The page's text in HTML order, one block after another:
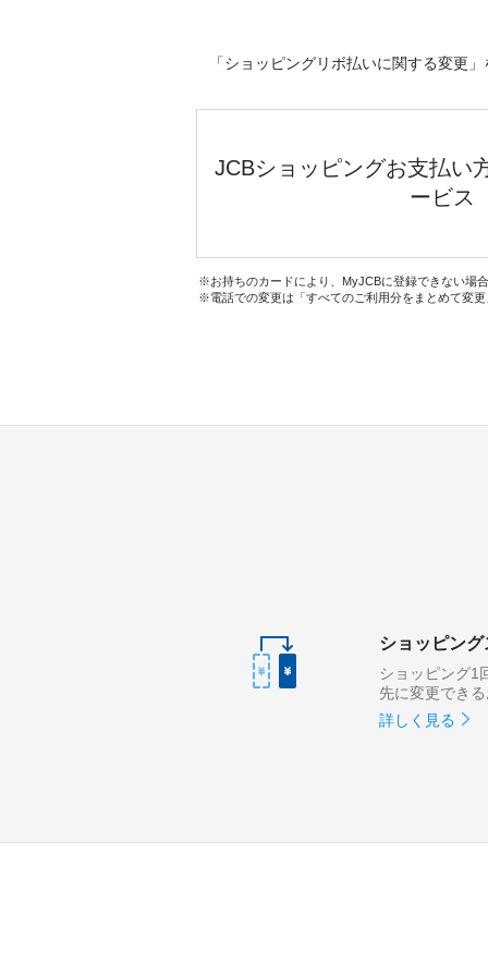
「ショッピングリボ払いに関する変更
JCBショッピングお支払い
ービス
お持ちのカードにより、MyJCBに登録できない場
電話での変更は「すべてのご利用分をまとめて変
ショッピン
ショッピング1
先に変更でき
詳しく見る